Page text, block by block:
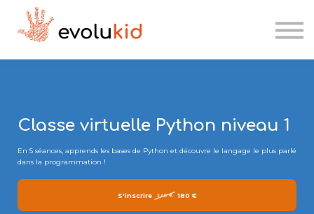
Etablissements scolaires
Candidater
Classe virtuelle Python niveau 1
En 5 séances, apprends les bases de Python et découvre le langage le plus parlé
dans la programmation !
S'inscrire 240 € 180 €